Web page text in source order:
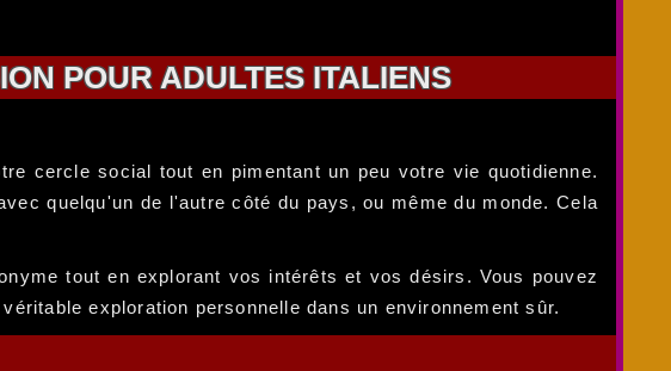
POUR ADULTES ITALIENS
cercle social tout en pimentant un peu votre vie quotidienne.
quelqu'un de l'autre côté du pays, ou même du monde. Cela
tout en explorant vos intérêts et vos désirs. Vous pouvez
exploration personnelle dans un environnement sûr.